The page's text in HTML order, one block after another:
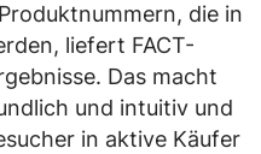
die in
liefert FACT-
Das macht
und intuitiv und
in aktive Käufer